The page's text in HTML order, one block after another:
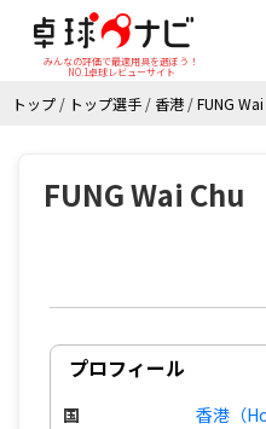
みんなの評価で最適用具を選ぼう！
NO.1卓球レビューサイト
トップ / トップ選手 / 香港 /FUNG
FUNG Wai Chu
プロフィール
国 香港（